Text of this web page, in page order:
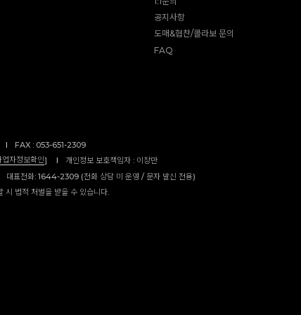
공지사항
도매&협찬/콜라보 문의
FAQ
I
FAX : 053-651-2309
업자정보확인] I
개인정보 보호책임자 : 이창만
대표전화: 1644-2309 (전화 상담 미 운영 / 문자 발신 전용)
시 법적 처벌을 받을 수 있습니다.